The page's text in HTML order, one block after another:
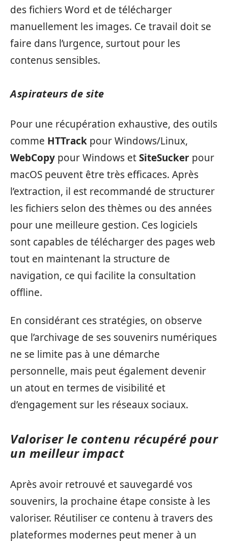
des fichiers Word et de télécharger
manuellement les images. Ce travail doit se
faire dans l’urgence, surtout pour les
contenus sensibles.
Aspirateurs de site
Pour une récupération exhaustive, des outils
comme HTTrack pour Windows/Linux,
WebCopy pour Windows etSiteSucker pour
macOS peuvent être très efficaces. Après
l’extraction, il est recommandé de structurer
les fichiers selon des thèmes ou des années
pour une meilleure gestion. Ces logiciels
sont capables de télécharger des pages web
tout en maintenant la structure de
navigation, ce qui facilite la consultation
offline.
En considérant ces stratégies, on observe
que l’archivage de ses souvenirs numériques
ne se limite pas à une démarche
personnelle, mais peut également devenir
un atout en termes de visibilité et
d’engagement sur les réseaux sociaux.
Valoriser le contenu récupéré pour
un meilleur impact
Après avoir retrouvé et sauvegardé vos
souvenirs, la prochaine étape consiste à les
valoriser. Réutiliser ce contenu à travers des
plateformes modernes peut mener à un